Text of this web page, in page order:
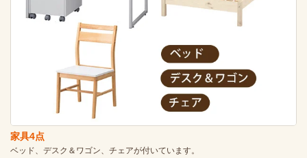
家具4点
ベッド、デスク＆ワゴン、チェアが付いています。